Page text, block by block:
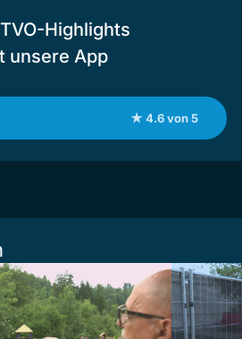
Highlights
unsere App
★ 4.6 von 5